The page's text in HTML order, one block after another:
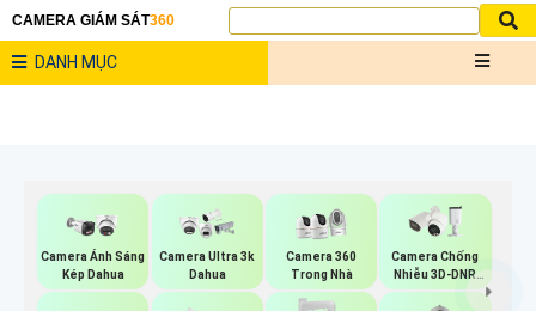
CAMERA GIÁM SÁT360
DANH MỤC
Camera Ánh Sáng
Kép Dahua
Camera Ultra 3k
Dahua
Camera 360
Trong Nhà
Camera Chống
Nhiễu 3D-DNR
Dahua